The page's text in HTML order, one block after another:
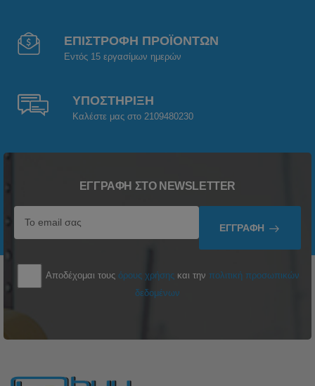
ΕΠΙΣΤΡΟΦΗ ΠΡΟΪΟΝΤΩΝ
Εντός 15 εργασίμων ημερών
ΥΠΟΣΤΗΡΙΞΗ
Καλέστε μας στο 2109480230
ΕΓΓΡΑΦΉ ΣΤΟ NEWSLETTER
ΕΓΓΡΑΦΉ
Αποδέχομαι τους όρους χρήσης και την πολιτική προσωπικών
δεδομένων